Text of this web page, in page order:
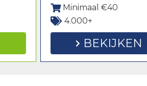
Minimaal €40
4.000+
BEKIJKEN